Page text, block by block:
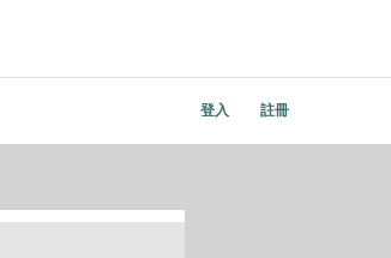
登入 註冊